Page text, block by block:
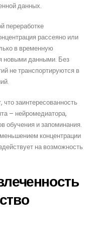
данных.
переработке
рассеяно или
в временную
новыми данными. Без
не транспортируются в
заинтересованность
– нейромедиатора,
обучения и запоминания.
концентрации
на возможность